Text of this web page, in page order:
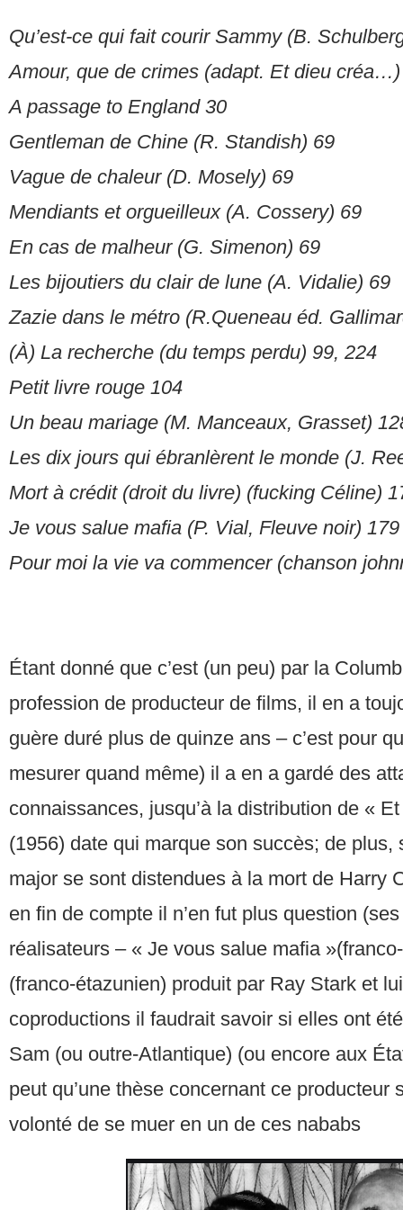
Qu’est-ce qui fait courir Sammy (B.
Amour, que de crimes (adapt. Et dieu
A passage to England 30
Gentleman de Chine (R. Standish) 69
Vague de chaleur (D. Mosely) 69
Mendiants et orgueilleux (A. Cossery) 69
En cas de malheur (G. Simenon) 69
Les bijoutiers du clair de lune (A. Vidalie) 69
Zazie dans le métro (R.Queneau éd.
(À) La recherche (du temps perdu) 99, 224
Petit livre rouge 104
Un beau mariage (M. Manceaux, Grasset)
Les dix jours qui ébranlèrent le monde (J.
Mort à crédit (droit du livre) (fucking Céline)
Je vous salue mafia (P. Vial, Fleuve noir) 179
Pour moi la vie va commencer (chanson
Étant donné que c’est (un peu) par la
profession de producteur de films, il en a
guère duré plus de quinze ans – c’est pour
mesurer quand même) il a en a gardé des
connaissances, jusqu’à la distribution de «
(1956) date qui marque son succès; de plus,
major se sont distendues à la mort de Harry
en fin de compte il n’en fut plus question
réalisateurs – « Je vous salue mafia
(franco-étazunien) produit par Ray Stark et
coproductions il faudrait savoir si elles ont
Sam (ou outre-Atlantique) (ou encore aux
peut qu’une thèse concernant ce producteur
volonté de se muer en un de ces nababs